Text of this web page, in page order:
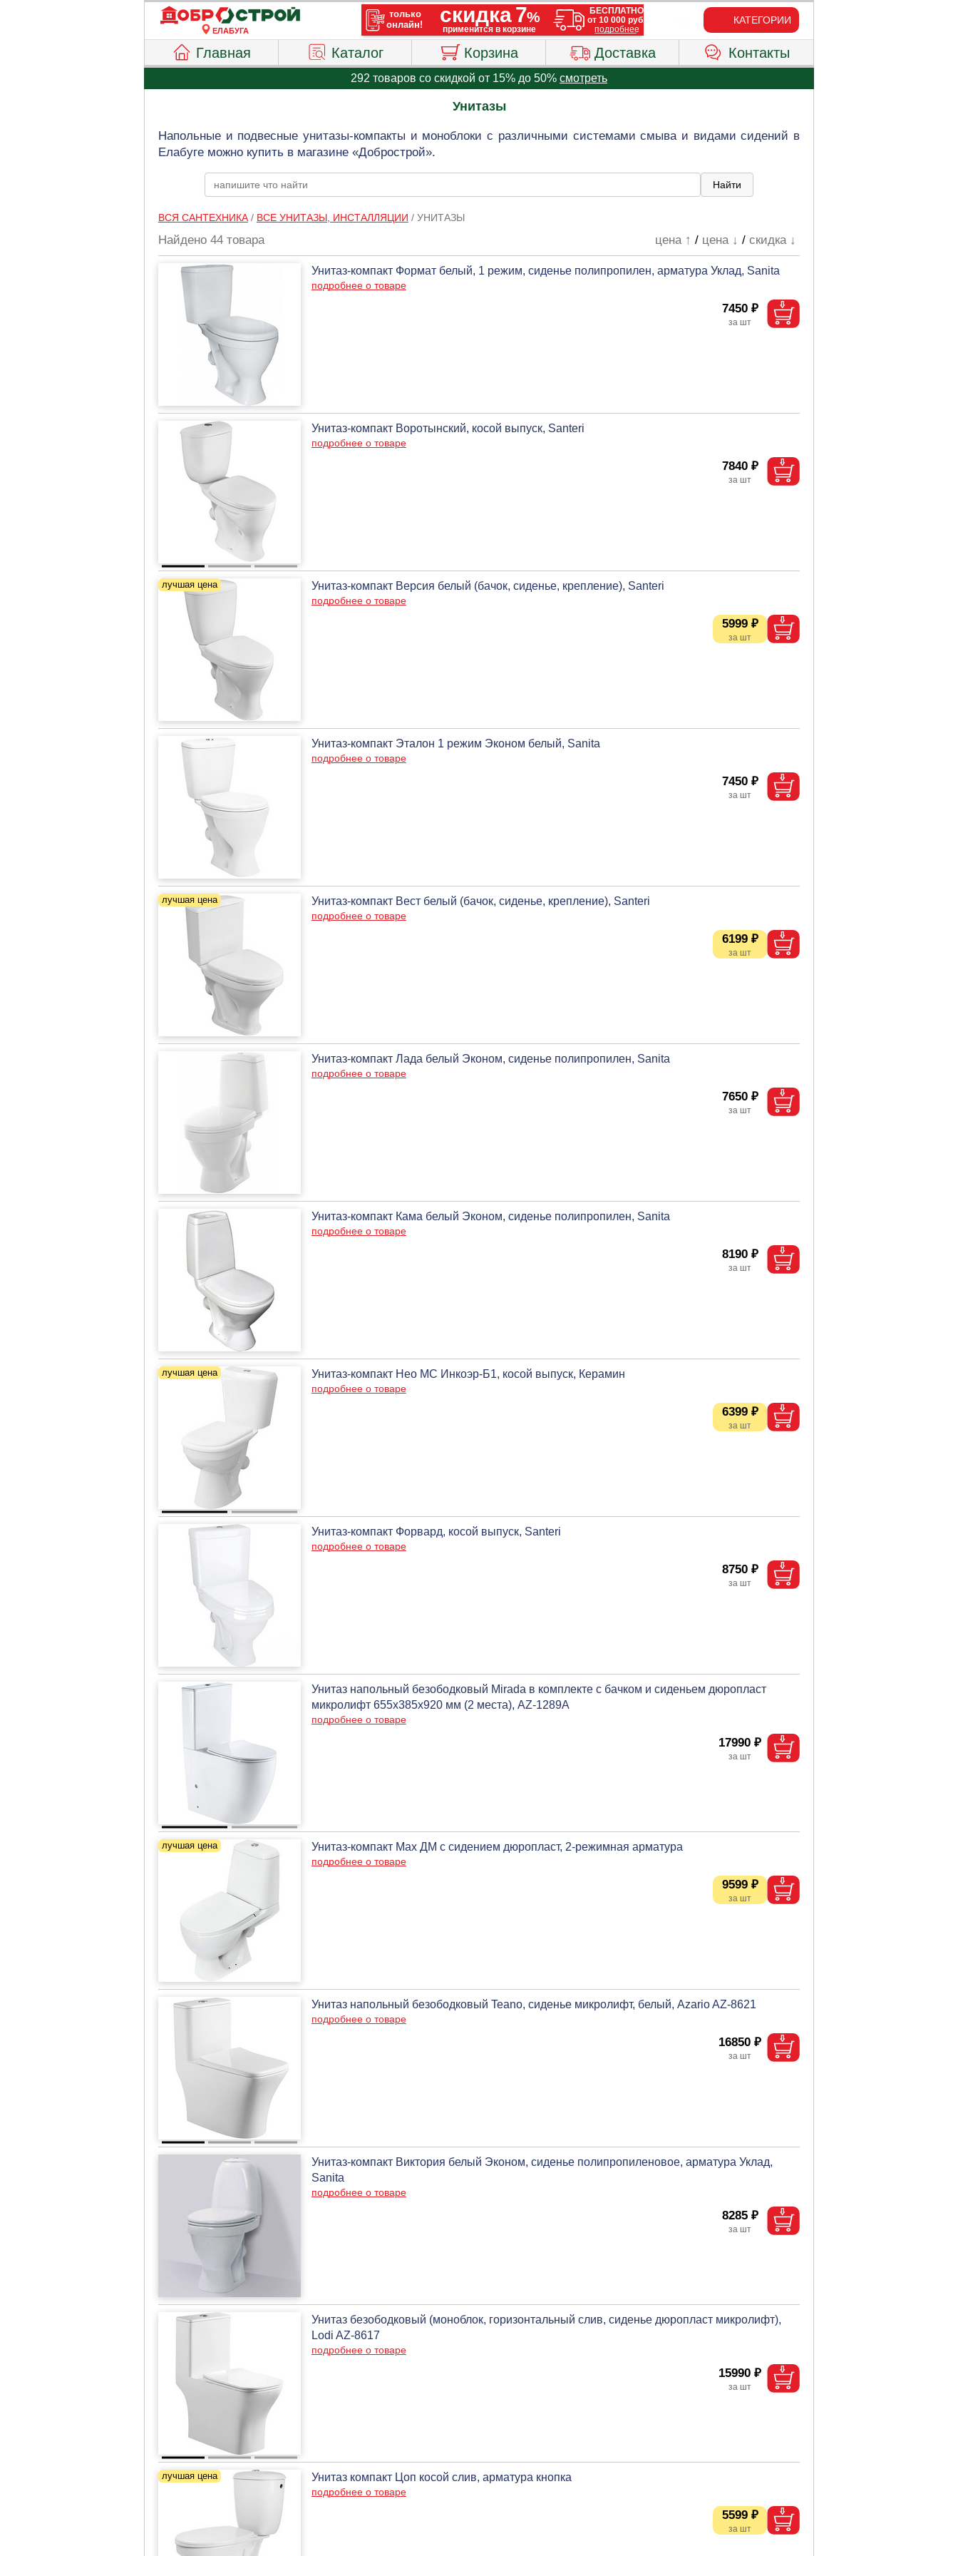
ЕЛАБУГА
КАТЕГОРИИ
Главная Каталог Корзина Доставка Контакты
292 товаров со скидкой от 15% до 50% смотреть
Унитазы
Напольные и подвесные унитазы-компакты и моноблоки с различными системами смыва и видами сидений в
Елабуге можно купить в магазине «Добрострой».
ВСЯ САНТЕХНИКА/ ВСЕ УНИТАЗЫ, ИНСТАЛЛЯЦИИ / УНИТАЗЫ
Найдено 44 товара цена ↑ / цена ↓ /скидка ↓
Унитаз-компакт Формат белый, 1 режим, сиденье полипропилен, арматура Уклад, Sanita
подробнее о товаре
7450 ₽
Унитаз-компакт Воротынский, косой выпуск, Santeri
подробнее о товаре
7840 ₽
Унитаз-компакт Версия белый (бачок, сиденье, крепление), Santeri
подробнее о товаре
5999 ₽
Унитаз-компакт Эталон 1 режим Эконом белый, Sanita
подробнее о товаре
7450 ₽
Унитаз-компакт Вест белый (бачок, сиденье, крепление), Santeri
подробнее о товаре
6199 ₽
Унитаз-компакт Лада белый Эконом, сиденье полипропилен, Sanita
подробнее о товаре
7650 ₽
Унитаз-компакт Кама белый Эконом, сиденье полипропилен, Sanita
подробнее о товаре
8190 ₽
Унитаз-компакт Нео МС Инкоэр-Б1, косой выпуск, Керамин
подробнее о товаре
6399 ₽
Унитаз-компакт Форвард, косой выпуск, Santeri
подробнее о товаре
8750 ₽
Унитаз напольный безободковый Mirada в комплекте с бачком и сиденьем дюропласт
микролифт 655х385х920 мм (2 места), AZ-1289A
подробнее о товаре
17990 ₽
Унитаз-компакт Max ДМ с сидением дюропласт, 2-режимная арматура
подробнее о товаре
9599 ₽
Унитаз напольный безободковый Teano, сиденье микролифт, белый, Azario AZ-8621
подробнее о товаре
16850 ₽
Унитаз-компакт Виктория белый Эконом, сиденье полипропиленовое, арматура Уклад,
Sanita
подробнее о товаре
8285 ₽
Унитаз безободковый (моноблок, горизонтальный слив, сиденье дюропласт микролифт),
Lodi AZ-8617
подробнее о товаре
15990 ₽
Унитаз компакт Цоп косой слив, арматура кнопка
подробнее о товаре
5599 ₽